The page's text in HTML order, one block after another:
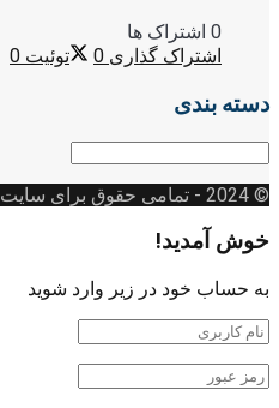
0 اشتراک ها
اشتراک گذاری 0 توئیت 0
دسته بندی
دسته
© 2024
- تمامی حقوق برای سایت
خوش آمدید!
به حساب خود در زیر وارد شوید